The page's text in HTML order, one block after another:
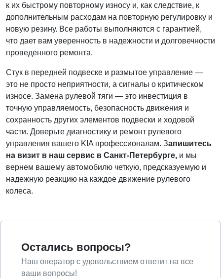
к их быстрому повторному износу и, как следствие, к
дополнительным расходам на повторную регулировку и
новую резину. Все работы выполняются с гарантией,
что дает вам уверенность в надежности и долговечности
проведенного ремонта.
Стук в передней подвеске и размытое управление —
это не просто неприятности, а сигналы о критическом
износе. Замена рулевой тяги — это инвестиция в
точную управляемость, безопасность движения и
сохранность других элементов подвески и ходовой
части. Доверьте диагностику и ремонт рулевого
управления вашего KIA профессионалам. Запишитесь
на визит в наш сервис в Санкт-Петербурге, и мы
вернем вашему автомобилю четкую, предсказуемую и
надежную реакцию на каждое движение рулевого
колеса.
Остались вопросы?
Наш оператор с удовольствием ответит на все
ваши вопросы!